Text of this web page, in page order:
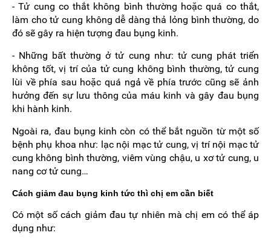
- Tử cung co thắt không bình thường hoặc quá co thắt,
làm cho tử cung không dễ dàng thả lỏng bình thường, do
đó sẽ gây ra hiện tượng đau bụng kinh.
- Những bất thường ở tử cung như: tử cung phát triển
không tốt, vị trí của tử cung không bình thường, tử cung
lùi về phía sau hoặc quá ngả về phía trước cũng sẽ ảnh
hưởng đến sự lưu thông của máu kinh và gây đau bụng
khi hành kinh.
Ngoài ra, đau bụng kinh còn có thể bắt nguồn từ một số
bệnh phụ khoa như: lạc nội mạc tử cung, vị trí nội mạc tử
cung không bình thường, viêm vùng chậu, u xơ tử cung, u
nang cơ tử cung…
Cách giảm đau bụng kinh tức thì chị em cần biết
Có một số cách giảm đau tự nhiên mà chị em có thể áp
dụng như: